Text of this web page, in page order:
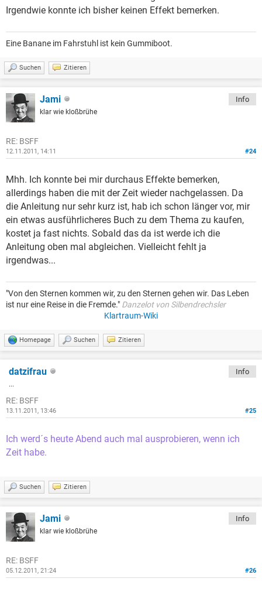
Irgendwie konnte ich bisher keinen Effekt bemerken.
Eine Banane im Fahrstuhl ist kein Gummiboot.
Suchen Zitieren
Jami
klar wie kloßbrühe
Info
RE: BSFF
#24
12.11.2011, 14:11
Mhh. Ich konnte bei mir durchaus Effekte bemerken,
allerdings haben die mit der Zeit wieder nachgelassen. Da
die Anleitung nur sehr kurz ist, hab ich schon länger vor, mir
ein etwas ausführlicheres Buch zu dem Thema zu kaufen,
kostet ja fast nichts. Sobald das da ist werde ich die
Anleitung oben mal abgleichen. Vielleicht fehlt ja
irgendwas...
"Von den Sternen kommen wir, zu den Sternen gehen wir. Das Leben
ist nur eine Reise in die Fremde." Danzelot von Silbendrechsler
Klartraum-Wiki
Homepage Suchen Zitieren
datzifrau
...
Info
RE: BSFF
#25
13.11.2011, 13:46
Ich werd´s heute Abend auch mal ausprobieren, wenn ich
Zeit habe.
Suchen Zitieren
Jami
klar wie kloßbrühe
Info
RE: BSFF
#26
05.12.2011, 21:24